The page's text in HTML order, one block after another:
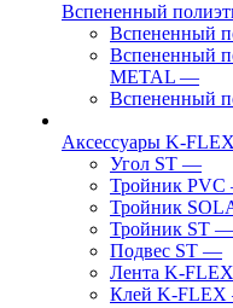
Вспененный
Вспененный
Вспененный
METAL —
Вспененный
Аксессуары K-FLEX
Угол ST —
Тройник PVC
Тройник
Тройник ST —
Подвес ST —
Лента K-FLEX
Клей K-FLEX